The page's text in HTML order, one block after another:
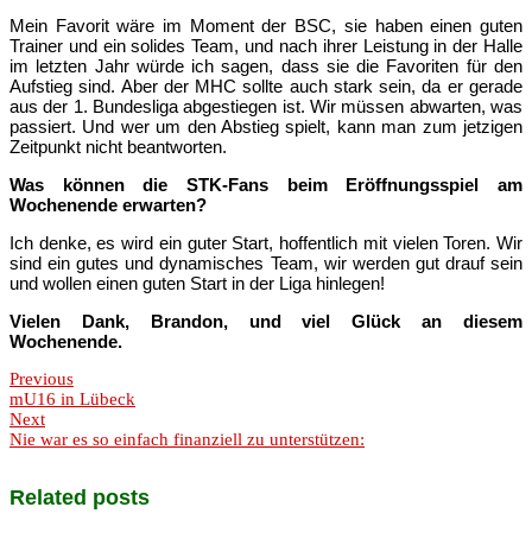
Mein Favorit wäre im Moment der BSC, sie haben einen guten
Trainer und ein solides Team, und nach ihrer Leistung in der Halle
im letzten Jahr würde ich sagen, dass sie die Favoriten für den
Aufstieg sind. Aber der MHC sollte auch stark sein, da er gerade
aus der 1. Bundesliga abgestiegen ist. Wir müssen abwarten, was
passiert. Und wer um den Abstieg spielt, kann man zum jetzigen
Zeitpunkt nicht beantworten.
Was können die STK-Fans beim Eröffnungsspiel am
Wochenende erwarten?
Ich denke, es wird ein guter Start, hoffentlich mit vielen Toren. Wir
sind ein gutes und dynamisches Team, wir werden gut drauf sein
und wollen einen guten Start in der Liga hinlegen!
Vielen Dank, Brandon, und viel Glück an diesem
Wochenende.
Previous
mU16 in Lübeck
Next
Nie war es so einfach finanziell zu unterstützen:
Related posts